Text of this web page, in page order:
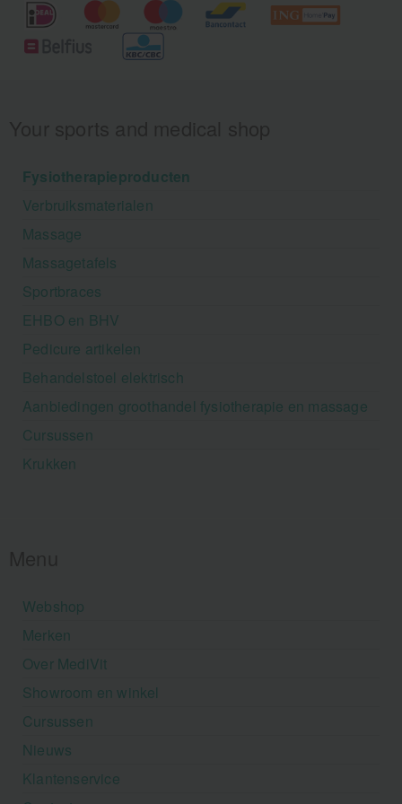
Fysiotherapieproducten
Verbruiksmaterialen
Massage
Massagetafels
Sportbraces
EHBO en BHV
Pedicure artikelen
Behandelstoel elektrisch
Aanbiedingen groothandel fysiotherapie en massage
Cursussen
Krukken
Webshop
Merken
Over MediVit
Showroom en winkel
Cursussen
Nieuws
Klantenservice